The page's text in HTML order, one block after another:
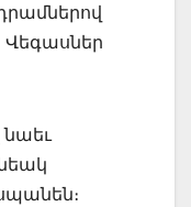
նաեւ